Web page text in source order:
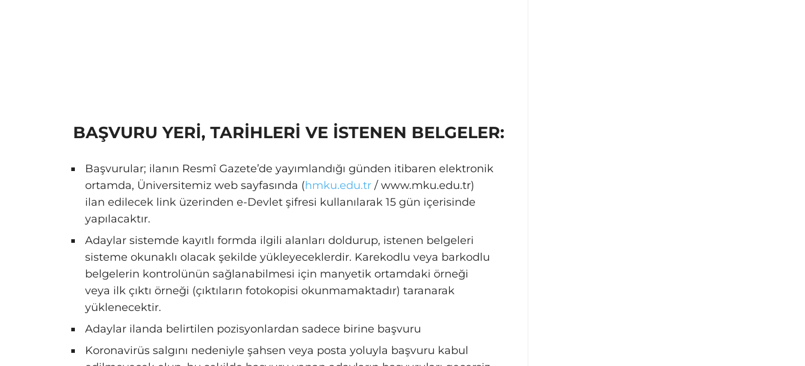
BAŞVURU YERİ, TARİHLERİ VE İSTENEN BELGELER:
Başvurular; ilanın Resmî Gazete’de yayımlandığı günden itibaren elektronik
ortamda, Üniversitemiz web sayfasında (hmku.edu.tr / www.mku.edu.tr)
ilan edilecek link üzerinden e-Devlet şifresi kullanılarak 15 gün içerisinde
yapılacaktır.
Adaylar sistemde kayıtlı formda ilgili alanları doldurup, istenen belgeleri
sisteme okunaklı olacak şekilde yükleyeceklerdir. Karekodlu veya barkodlu
belgelerin kontrolünün sağlanabilmesi için manyetik ortamdaki örneği
veya ilk çıktı örneği (çıktıların fotokopisi okunmamaktadır) taranarak
yüklenecektir.
Adaylar ilanda belirtilen pozisyonlardan sadece birine başvuru
Koronavirüs salgını nedeniyle şahsen veya posta yoluyla başvuru kabul